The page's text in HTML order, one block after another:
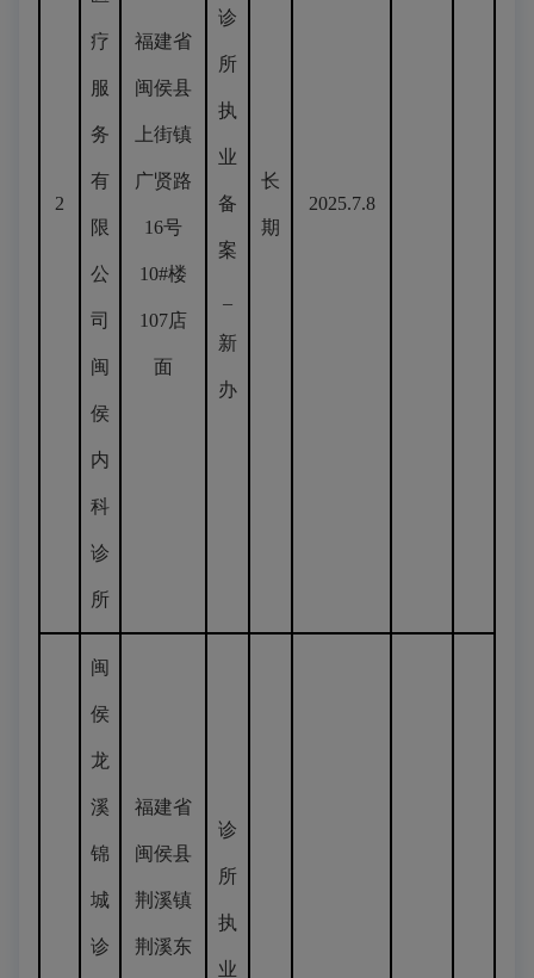
2
疗
服
务
有
限
公
司
闽
侯
内
科
诊
所
福建省
闽侯县
上街镇
广贤路
16号
10#楼
107店
面
诊
所
执
业
备
案
新
办
长
期
2025.7.8
闽
侯
龙
溪
锦
城
诊
福建省
闽侯县
荆溪镇
荆溪东
诊
所
执
业